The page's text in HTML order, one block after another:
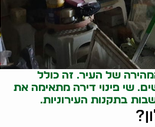
של העיר. זה כולל
שי פינוי דירה מתאימה את
בתקנות העירוניות.